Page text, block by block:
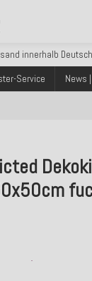
innerhalb
erfolgreich
innerhalb
erfolgreich
mit Klarna,
innerhalb
Service News